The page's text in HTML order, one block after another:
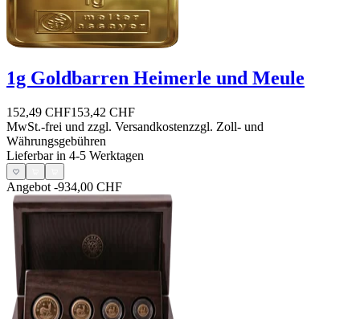
1g Goldbarren Heimerle und Meule
152,49 CHF153,42 CHF
MwSt.-frei und zzgl. Versandkostenzzgl. Zoll- und
Währungsgebühren
Lieferbar in 4-5 Werktagen
Angebot -934,00 CHF